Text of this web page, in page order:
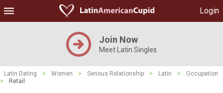
Login
Join Now
Meet Latin Singles
Latin Dating > Women > Serious Relationship > Latin >
Occupation
>
Retail